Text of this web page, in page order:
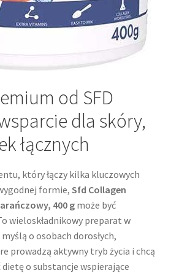
od SFD
dla skóry,
łącznych
który łączy kilka kluczowych
formie, Sfd Collagen
400 gmoże być
wieloskładnikowy preparat w
o osobach dorosłych,
prowadzą aktywny tryb życia i chcą
o substancje wspierające